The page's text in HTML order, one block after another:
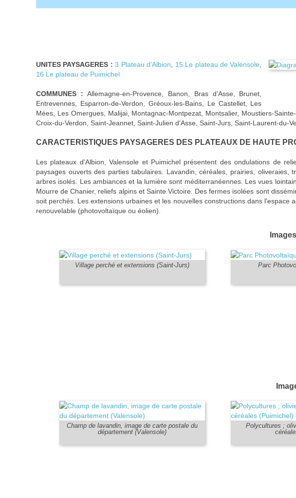
UNITES PAYSAGERES :3 Plateau d'Albion 15 Le plateau de Valensole
16 Le plateau de Puimichel
COMMUNES :Allemagne-en-Provence, Banon, Bras d’Asse, Brunet,
Entrevennes, Esparron-de-Verdon, Gréoux-les-Bains, Le Castellet, Les
Mées, Les Omergues, Malijai, Montagnac-Montpezat, Montsalier, Moustiers-
Croix-du-Verdon, Saint-Jeannet, Saint-Julien d’Asse, Saint-Jurs, Saint-Laurent-du-
CARACTERISTIQUES PAYSAGERES DES PLATEAUX DE HAUTE
Les plateaux d'Albion, Valensole et Puimichel présentent des ondulations de
paysages ouverts des parties tabulaires. Lavandin, céréales, prairies,
arbres isolés. Les ambiances et la lumière sont méditerranéennes. Les vues
Mourre de Chanier, reliefs alpins et Sainte Victoire. Des fermes isolées sont
soit perchés. Les extensions urbaines et les nouvelles constructions dans
renouvelable (photovoltaïque ou éolien).
Village perché et extensions (Saint-Jurs) Parc
Champ de lavandin, image de carte postale du
département (Valensole)
Polycultures ;